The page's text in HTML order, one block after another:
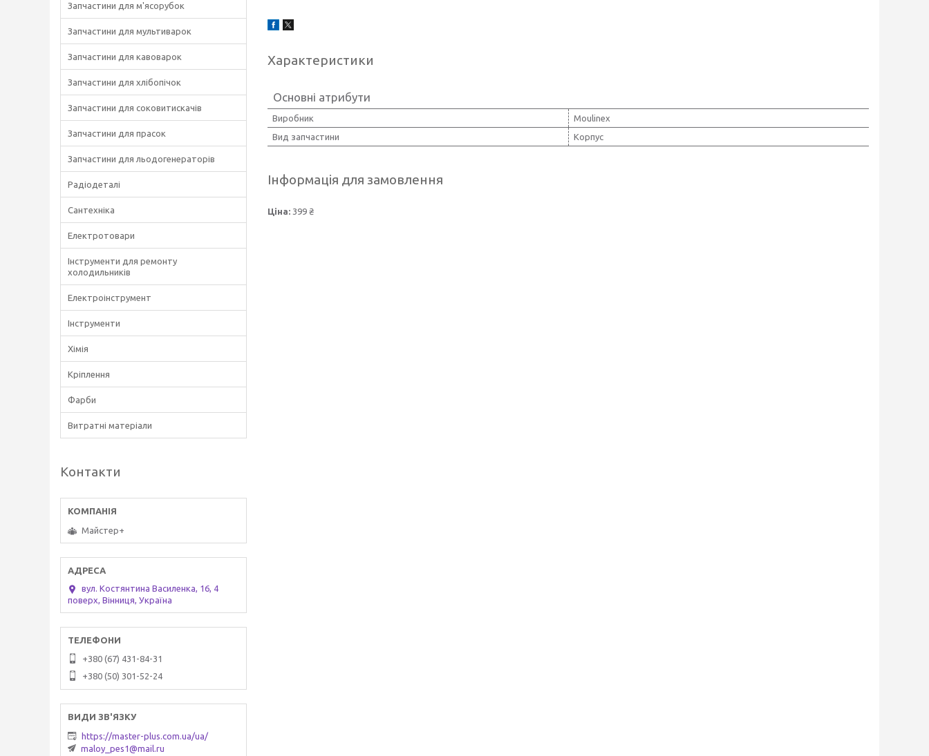
Характеристики
Основні атрибути
Виробник
Moulinex
Вид запчастини
Корпус
Інформація для замовлення
Ціна: 399 ₴
Запчастини для м'ясорубок
Запчастини для мультиварок
Запчастини для кавоварок
Запчастини для хлібопічок
Запчастини для соковитискачів
Запчастини для прасок
Запчастини для льодогенераторів
Радіодеталі
Сантехніка
Електротовари
Інструменти для ремонту
холодильників
Електроінструмент
Інструменти
Хімія
Кріплення
Фарби
Витратні матеріали
Контакти
Майстер+
вул. Костянтина Василенка, 16, 4
поверх, Вінниця, Україна
+380 (67) 431-84-31
+380 (50) 301-52-24
https://master-plus.com.ua/ua/
maloy_pes1@mail.ru